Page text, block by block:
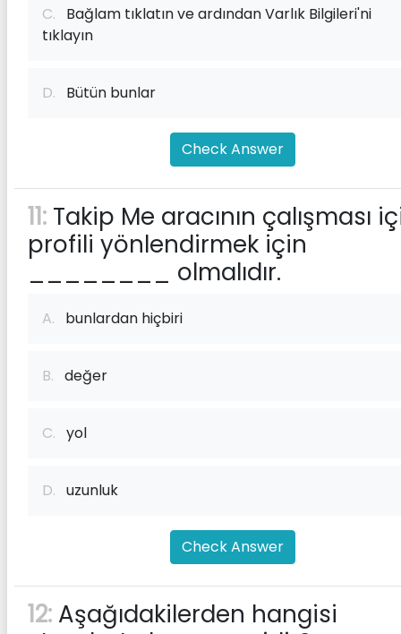
C. Bağlam tıklatın ve ardından Varlık Bilgileri'ni
tıklayın
D. Bütün bunlar
Check Answer
11: Takip Me aracının çalışması
profili yönlendirmek için
________ olmalıdır.
A. bunlardan hiçbiri
B. değer
C. yol
D. uzunluk
Check Answer
12: Aşağıdakilerden hangisi